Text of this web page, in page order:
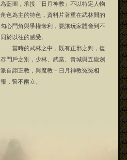
為藍圖，承接「日月神教」不以特定人物
角色為主的特色，資料片著重在武林間的
勾心鬥角與爭權奪利，要讓玩家體會到不
同於以往的感受。
當時的武林之中，既有正邪之判，復
存門戶之別，少林、武當、青城與五嶽劍
派自詡正教，與魔教－日月神教冤冤相
報，誓不兩立。